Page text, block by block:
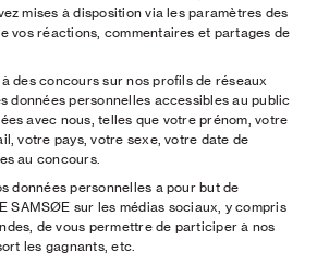
mises à disposition via les paramètres des
vos réactions, commentaires et partages de
des concours sur nos profils de réseaux
données personnelles accessibles au public
avec nous, telles que votre prénom, votre
votre pays, votre sexe, votre date de
au concours.
données personnelles a pour but de
SAMSØE sur les médias sociaux, y compris
de vous permettre de participer à nos
les gagnants, etc.